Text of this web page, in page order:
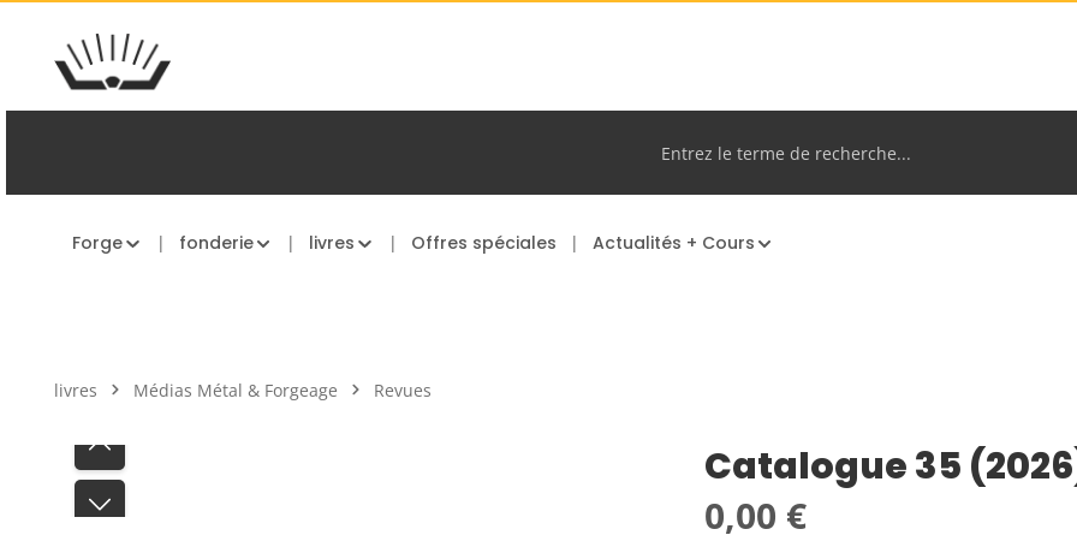
au contenu principal
Passer à la navigation principale
Forge fonderie livres Offres spéciales Actualités + Cours
livres Médias Métal & Forgeage Revues
Ignorer la galerie d'images Catalogue 35
Prix régulier :
0,00 €